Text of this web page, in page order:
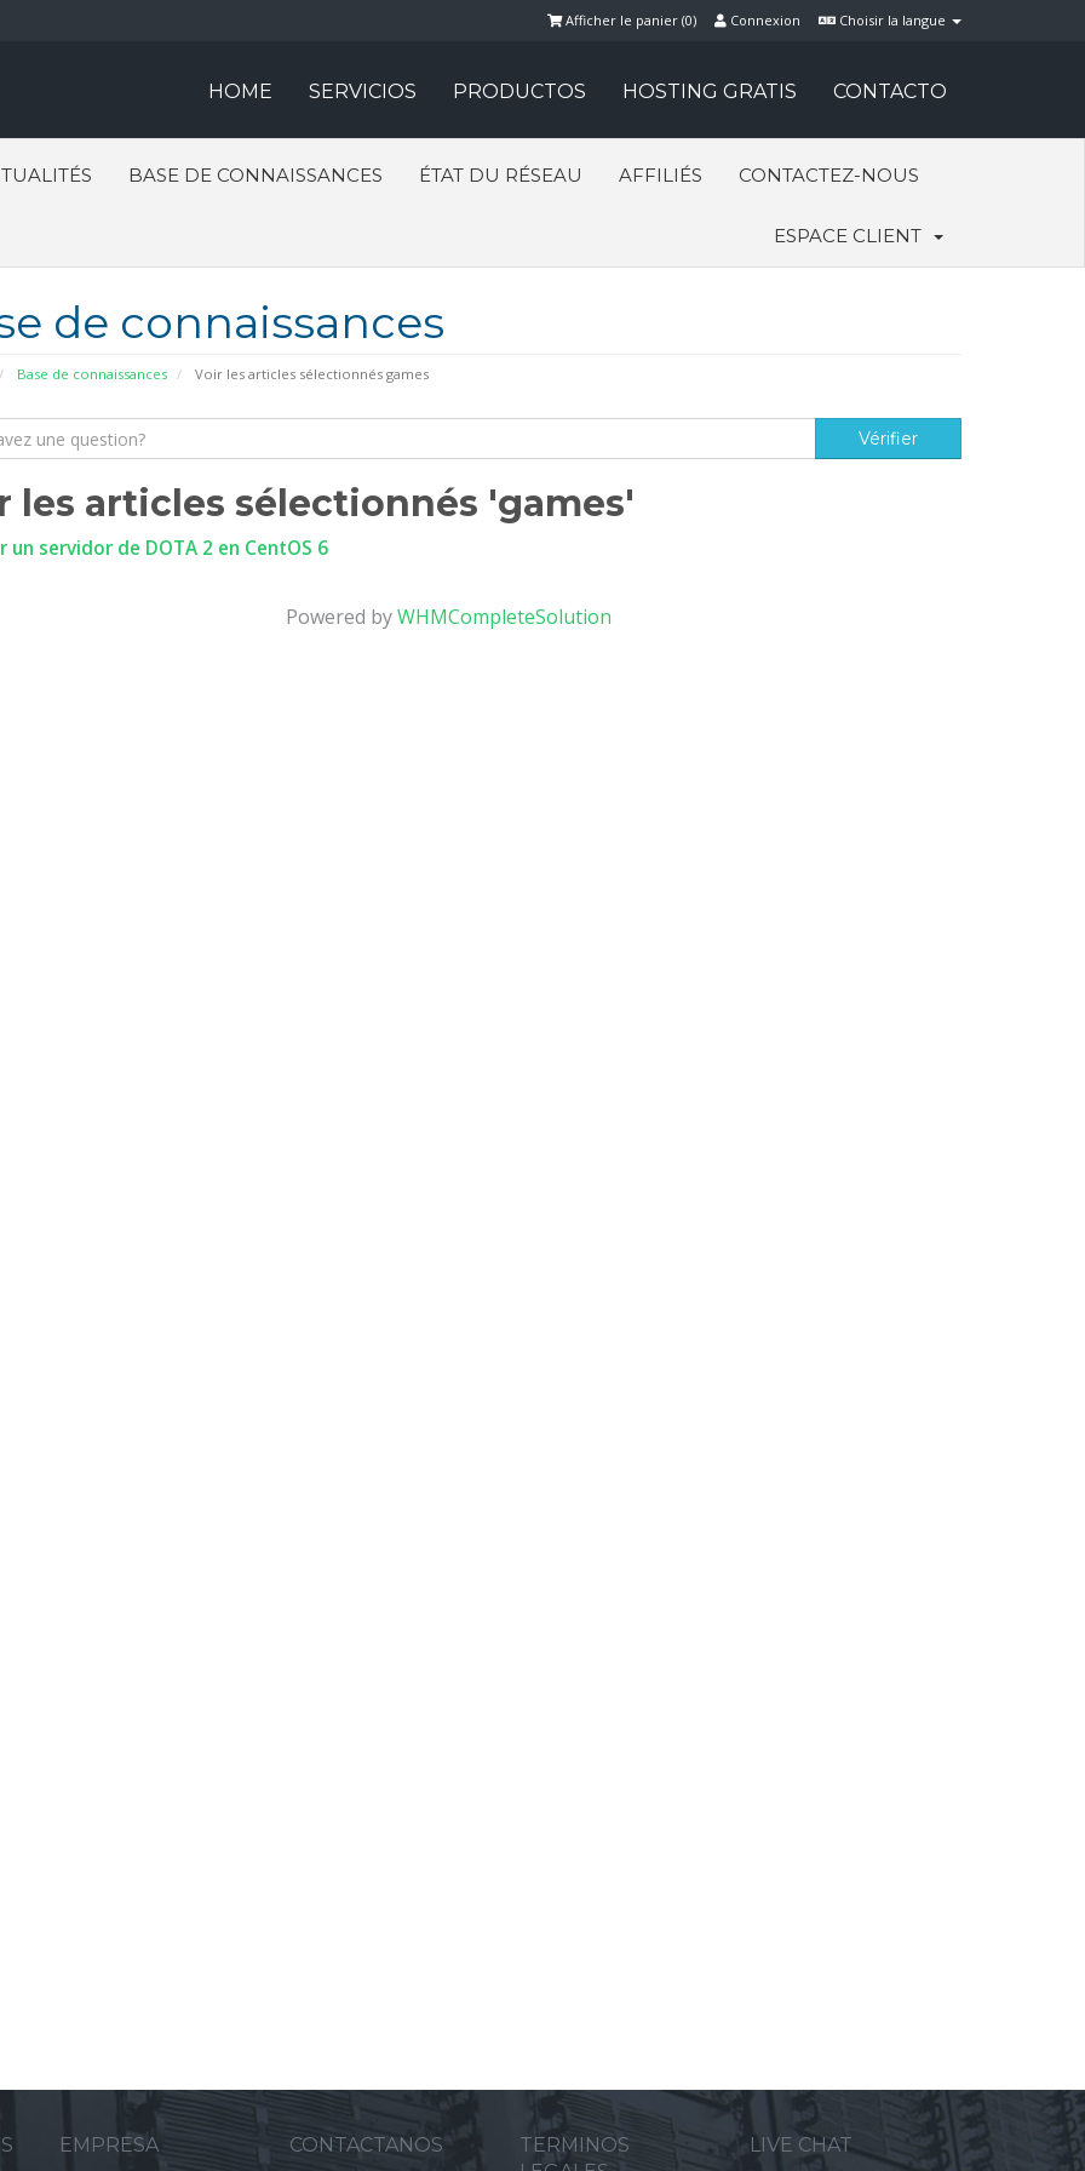
Choisir la langue
Connexion
Afficher le panier (0)
HOME SERVICIOS PRODUCTOS HOSTING GRATIS CONTACTO
BASE DE CONNAISSANCES ÉTAT DU RÉSEAU AFFILIÉS CONTACTEZ-NOUS
ESPACE CLIENT
de connaissances
Base de connaissances Voir les articles sélectionnés games
les articles sélectionnés 'games'
un servidor de DOTA 2 en CentOS 6
Powered byWHMCompleteSolution
EMPRESA CONTACTANOS
TERMINOS
LIVE CHAT